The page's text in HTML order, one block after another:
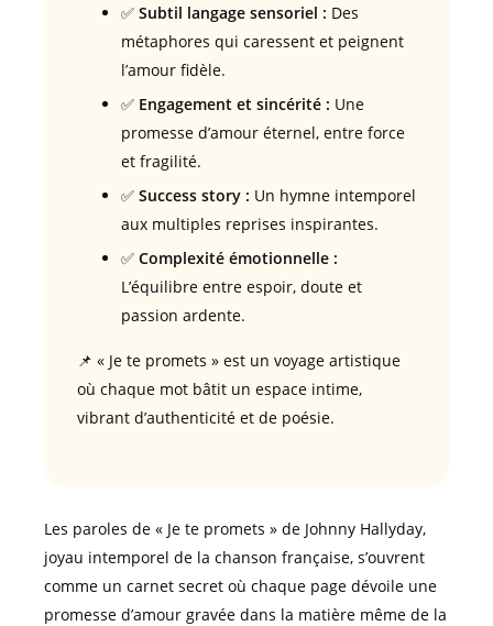
✅ Subtil langage sensoriel : Des
métaphores qui caressent et peignent
l’amour fidèle.
✅ Engagement et sincérité : Une
promesse d’amour éternel, entre force
et fragilité.
✅ Success story : Un hymne intemporel
aux multiples reprises inspirantes.
✅ Complexité émotionnelle :
L’équilibre entre espoir, doute et
passion ardente.
📌 « Je te promets » est un voyage artistique
où chaque mot bâtit un espace intime,
vibrant d’authenticité et de poésie.
Les paroles de « Je te promets » de Johnny Hallyday,
joyau intemporel de la chanson française, s’ouvrent
comme un carnet secret où chaque page dévoile une
promesse d’amour gravée dans la matière même de la